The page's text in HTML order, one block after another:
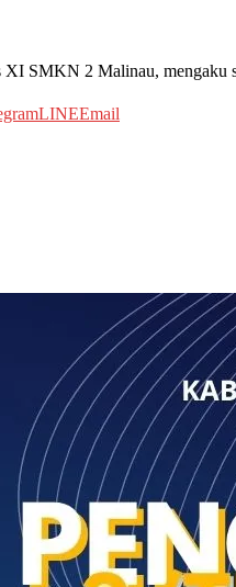
SMKN 2 Malinau, mengaku
LINEEmail